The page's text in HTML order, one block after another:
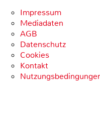
Impressum
Mediadaten
AGB
Datenschutz
Cookies
Kontakt